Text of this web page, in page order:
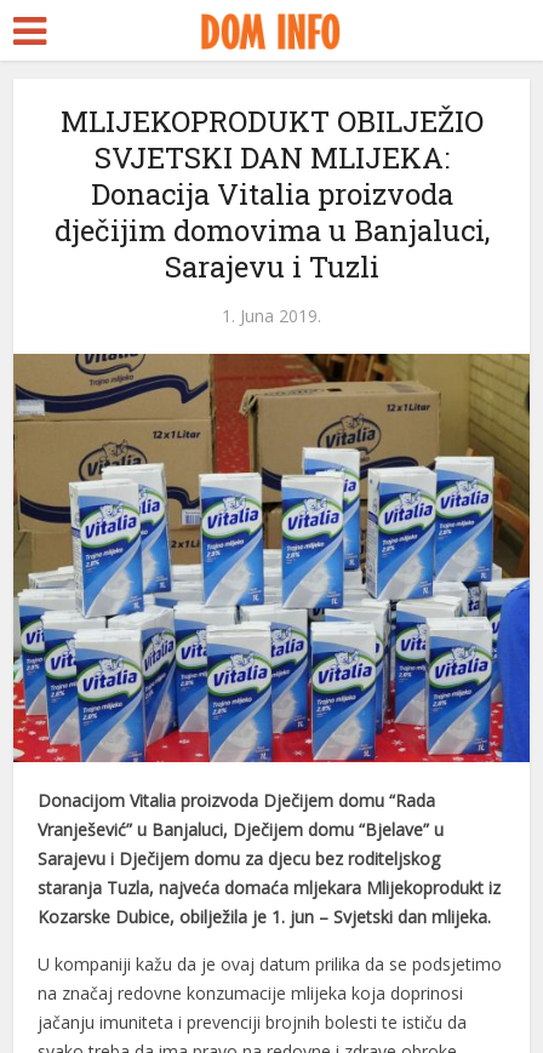
MLIJEKOPRODUKT OBILJEŽIO
SVJETSKI DAN MLIJEKA:
Donacija Vitalia proizvoda
dječijim domovima u Banjaluci,
Sarajevu i Tuzli
1. Juna 2019.
Donacijom Vitalia proizvoda Dječijem domu “Rada
Vranješević” u Banjaluci, Dječijem domu “Bjelave” u
Sarajevu i Dječijem domu za djecu bez roditeljskog
staranja Tuzla, najveća domaća mljekara Mlijekoprodukt iz
Kozarske Dubice, obilježila je 1. jun – Svjetski dan mlijeka.
U kompaniji kažu da je ovaj datum prilika da se podsjetimo
na značaj redovne konzumacije mlijeka koja doprinosi
jačanju imuniteta i prevenciji brojnih bolesti te ističu da